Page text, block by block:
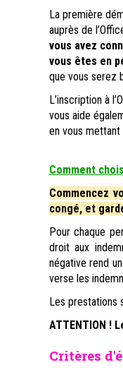
La première
auprès de
vous avez
vous êtes en
que vous serez
L’inscription à
vous aide
en vous
Comment
Commencez
congé, et
Pour chaque
droit aux
négative rend
verse les
Les prestations
ATTENTION !
Critères